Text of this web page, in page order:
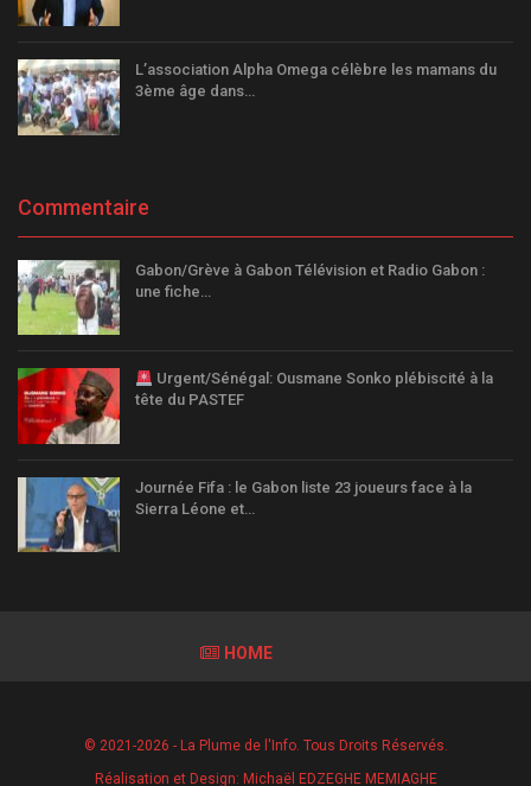
L’association Alpha Omega célèbre les mamans du
3ème âge dans…
Commentaire
Gabon/Grève à Gabon Télévision et Radio Gabon :
une fiche…
Urgent/Sénégal: Ousmane Sonko plébiscité à la
tête du PASTEF
Journée Fifa : le Gabon liste 23 joueurs face à la
Sierra Léone et…
HOME
© 2021-2026 - La Plume de l'Info. Tous Droits Réservés.
Réalisation et Design: Michaël EDZEGHE MEMIAGHE